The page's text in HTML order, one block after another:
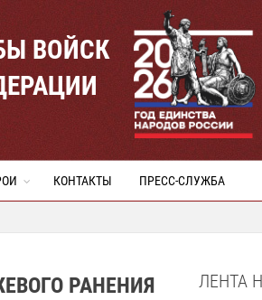
ВОЙСК
КОНТАКТЫ ПРЕСС-СЛУЖБА
РАНЕНИЯ
ЛЕНТА